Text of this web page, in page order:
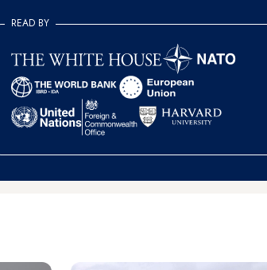
READ BY